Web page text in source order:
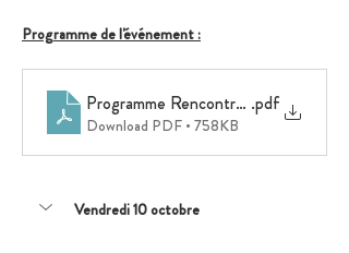
Programme de l'événement :
Programme Rencontres Régions -
.pdf
Download PDF • 758KB
Vendredi 10 octobre